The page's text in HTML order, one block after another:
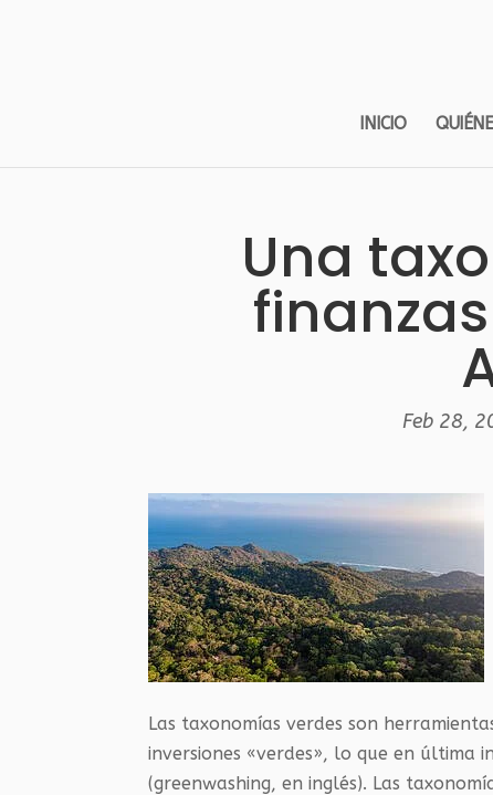
INICIO
Una
Feb 28,
Las taxonomías verdes son
inversiones «verdes», lo que en última
(greenwashing, en inglés). Las